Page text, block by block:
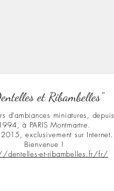
et Ribambelles"
d'ambiances miniatures, depuis
1994, à PARIS Montmartre.
exclusivement sur Internet.
Bienvenue !
dentelles-et-ribambelles.fr/fr/